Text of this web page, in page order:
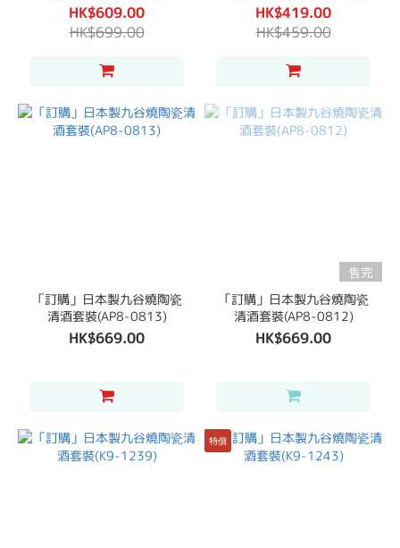
HK$609.00
HK$699.00
HK$419.00
HK$459.00
「訂購」日本製九谷燒陶瓷
清酒套裝(AP8-0813)
HK$669.00
售完
「訂購」日本製九谷燒陶瓷
清酒套裝(AP8-0812)
HK$669.00
特價